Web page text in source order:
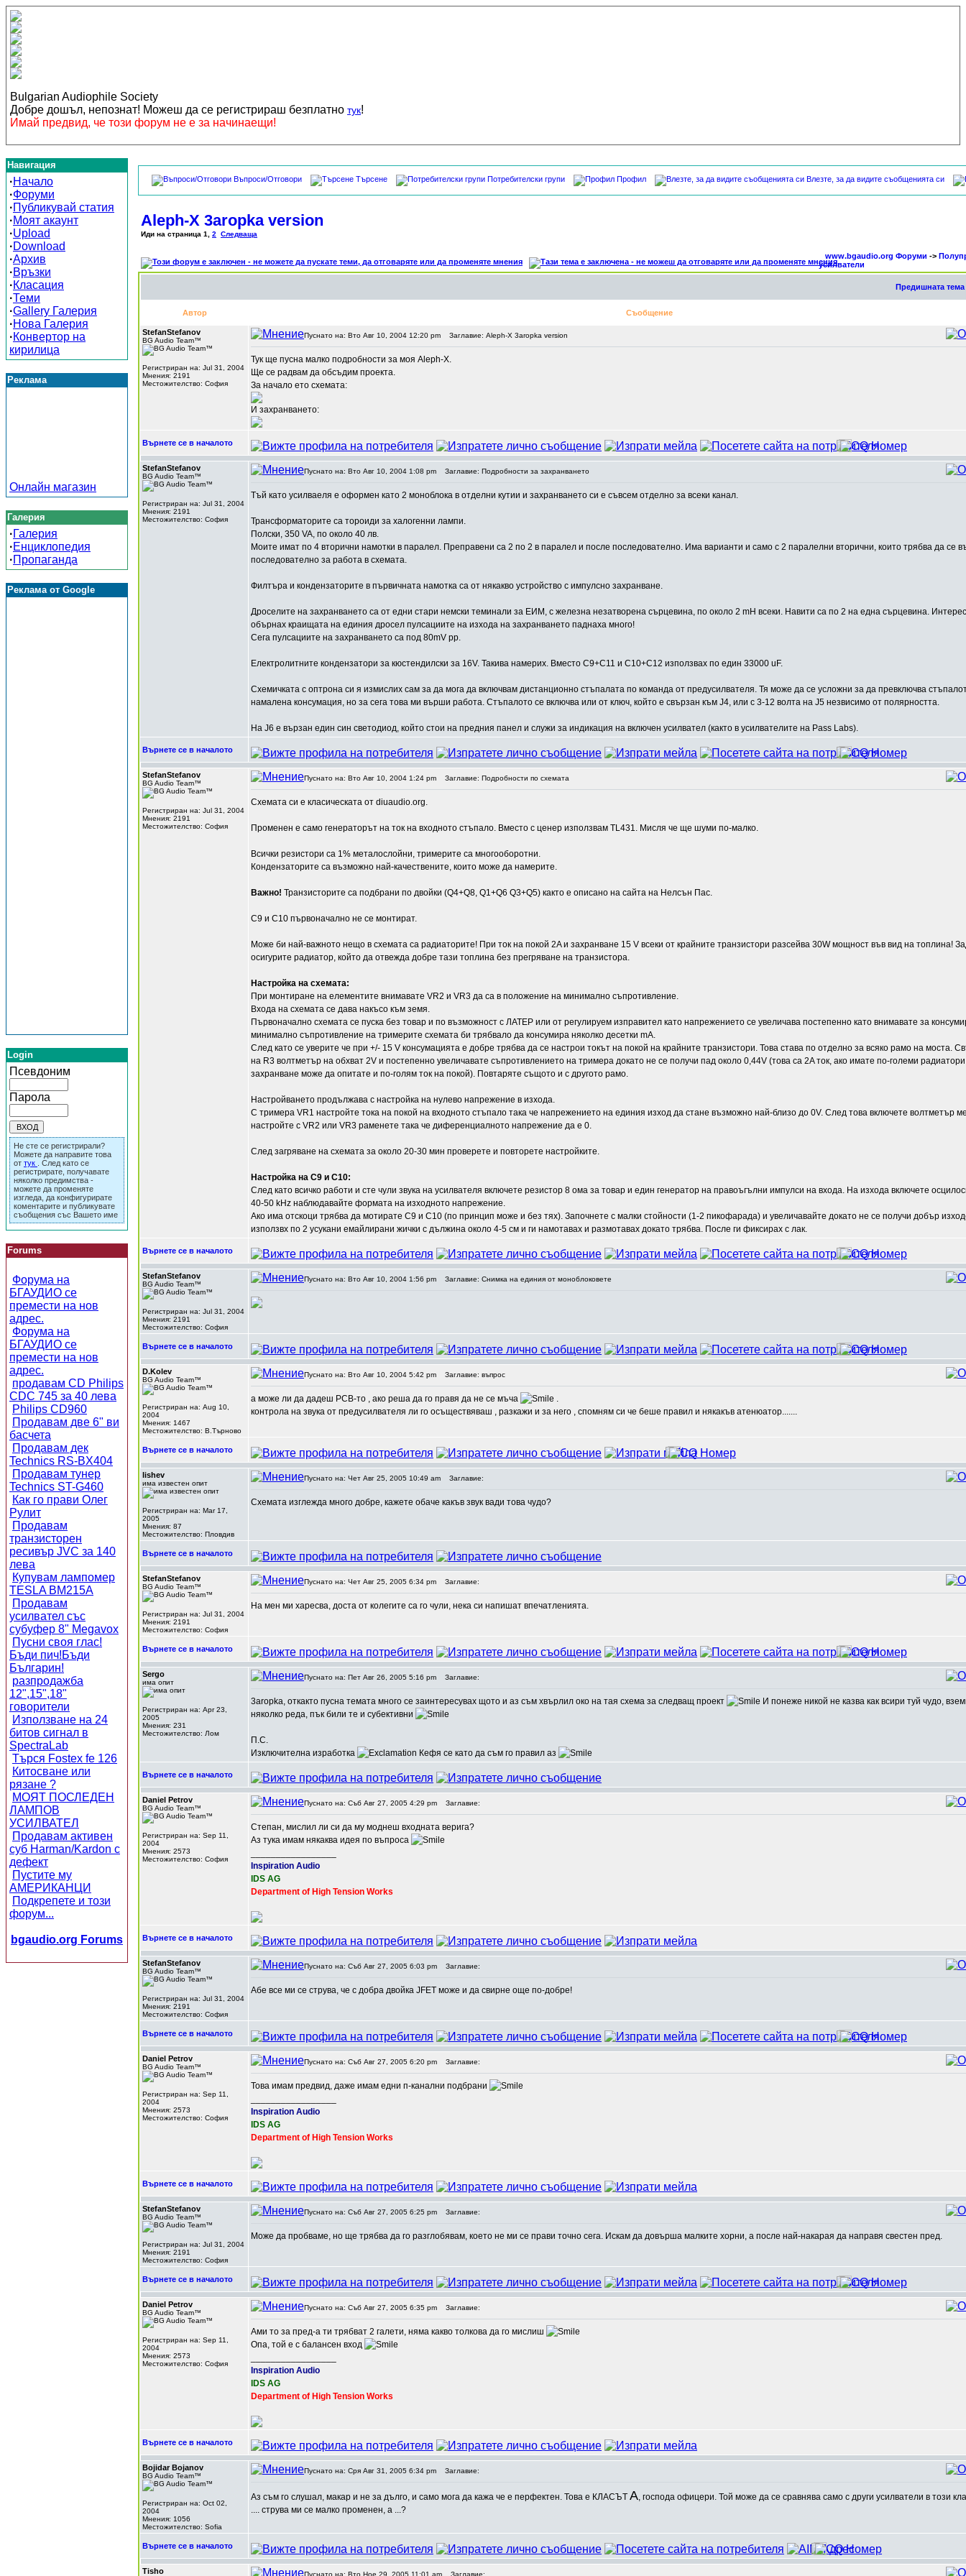
Bulgarian Audiophile Society
Добре дошъл, непознат! Можеш да се регистрираш безплатно тук!
Имай предвид, че този форум не е за начинаещи!
Навигация
·Начало
·Форуми
·Публикувай статия
·Моят акаунт
·Upload
·Download
·Архив
·Връзки
·Класация
·Теми
·Gallery Галерия
·Нова Галерия
·Конвертор на
кирилица
Реклама
Онлайн магазин
Галерия
·Галерия
·Енциклопедия
·Пропаганда
Реклама от Google
Login
Псевдоним
Парола
Не сте се регистрирали?
Можете да направите това
от тук
. След като се
регистрирате, получавате
няколко предимства -
можете да променяте
изгледа, да конфигурирате
коментарите и публикувате
съобщения със Вашето име
Forums
Форума на
БГАУДИО се
премести на нов
адрес.
Форума на
БГАУДИО се
премести на нов
адрес.
продавам CD Philips
CDC 745 за 40 лева
Philips CD960
Продавам две 6" ви
басчета
Продавам дек
Technics RS-BX404
Продавам тунер
Technics ST-G460
Как го прави Олег
Рулит
Продавам
транзисторен
ресивър JVC за 140
лева
Купувам лампомер
TESLA BM215A
Продавам
усилвател със
субуфер 8" Megavox
Пусни своя глас!
Бъди пич!Бъди
Българин!
разпродажба
12",15",18"
говорители
Използване на 24
битов сигнал в
SpectraLab
Търся Fostex fe 126
Китосване или
рязане ?
МОЯТ ПОСЛЕДЕН
ЛАМПОВ
УСИЛВАТЕЛ
Продавам активен
суб Harman/Kardon с
дефект
Пустите му
АМЕРИКАНЦИ
Подкрепете и този
форум...
bgaudio.org Forums
Въпроси/Отговори Търсене Потребителски групи Профил Влезте, за да видите съобщенията си
Aleph-X 3aropka version
Иди на страница 1 2 Следваща
www.bgaudio.org Форуми ->
усилватели
Предишната тема
Автор Съобщение
StefanStefanov
BG Audio Team™
Регистриран на: Jul 31, 2004
Мнения: 2191
Местожителство: София
Пуснато на: Вто Авг 10, 2004 12:20 pm Заглавие: Aleph-X 3aropka version
Тук ще пусна малко подробности за моя Aleph-X.
Ще се радвам да обсъдим проекта.
За начало ето схемата:
И захранването:
Върнете се в началото
StefanStefanov
BG Audio Team™
Регистриран на: Jul 31, 2004
Мнения: 2191
Местожителство: София
Пуснато на: Вто Авг 10, 2004 1:08 pm Заглавие: Подробности за захранването
Тъй като усилваеля е оформeн като 2 моноблока в отделни кутии и захранването си е съвсем отделно за всеки канал.
Трансформаторите са тороиди за халогенни лампи.
Полски, 350 VA, по около 40 лв.
Моите имат по 4 вторични намотки в паралел. Преправени са 2 по 2 в паралел и после последователно. Има варианти и само с 2 паралелни вторични, които трябва да се
последователно за работа в схемата.
Филтъра и кондензаторите в първичната намотка са от някакво устройство с импулсно захранване.
Дроселите на захранването са от едни стари немски теминали за ЕИМ, с железна незатворена сърцевина, по около 2 mH всеки. Навити са по 2 на една сърцевина.
обърнах краищата на единия дросел пулсациите на изхода на захранването паднаха много!
Сега пулсациите на захранването са под 80mV pp.
Електролитните кондензатори за кюстендилски за 16V. Такива намерих. Вместо C9+C11 и C10+C12 използвах по един 33000 uF.
Схемичката с оптрона си я измислих сам за да мога да включвам дистанционно стъпалата по команда от предусилвателя. Тя може да се усложни за да превключва
намалена консумация, но за сега това ми върши работа. Стъпалото се включва или от ключ, който е свързан към J4, или с 3-12 волта на J5 незвисимо от полярността.
На J6 е вързан един син светодиод, който стои на предния панел и служи за индикация на включен усилвател (както в усилвателите на Pass Labs).
Върнете се в началото
StefanStefanov
BG Audio Team™
Регистриран на: Jul 31, 2004
Мнения: 2191
Местожителство: София
Пуснато на: Вто Авг 10, 2004 1:24 pm Заглавие: Подробности по схемата
Схемата си е класическата от diuaudio.org.
Променен е само генераторът на ток на входното стъпало. Вместо с ценер използвам TL431. Мисля че ще шуми по-малко.
Всички резистори са 1% металослойни, тримерите са многооборотни.
Кондензаторите са възможно най-качествените, които може да намерите.
Важно! Транзисторите са подбрани по двойки (Q4+Q8, Q1+Q6 Q3+Q5) както е описано на сайта на Нелсън Пас.
C9 и C10 първоначално не се монтират.
Може би най-важното нещо в схемата са радиаторите! При ток на покой 2A и захранване 15 V всеки от крайните транзистори разсейва 30W мощност във вид на топлина!
осигурите радиатор, който да отвежда добре тази топлина без прегряване на транзистора.
Настройка на схемата:
При монтиране на елементите внимавате VR2 и VR3 да са в положение на минимално съпротивление.
Входа на схемата се дава накъсо към земя.
Първоначално схемата се пуска без товар и по възможност с ЛАТЕР или от регулируем изправител като напрежението се увеличава постепенно като внимавате за
минимално съпротивление на тримерите схемата би трябвало да консумира няколко десетки mA.
След като се уверите че при +/- 15 V консумацията е добре трябва да се настрои токът на покой на крайните транзистори. Това става по отделно за всяко рамо на моста.
на R3 волтметър на обхват 2V и постепенно увеличавате съпротивлението на тримера докато не се получи пад около 0,44V (това са 2A ток, ако имате по-големи
захранване може да опитате и по-голям ток на покой). Повтаряте същото и с другото рамо.
Настройването продължава с настройка на нулево напрежение в изхода.
С тримера VR1 настройте тока на покой на входното стъпало така че напрежението на единия изход да стане възможно най-близо до 0V. След това включете волтметър
настройте с VR2 или VR3 раменете така че диференциалното напрежение да е 0.
След загряване на схемата за около 20-30 мин проверете и повторете настройките.
Настройка на C9 и C10:
След като всичко работи и сте чули звука на усилвателя включете резистор 8 ома за товар и един генератор на правоъгълни импулси на входа. На изхода включете
40-50 kHz наблюдавайте формата на изходното напрежение.
Ако има отскоци трябва да мотирате C9 и C10 (по принцип може и без тях). Започнете с малки стойности (1-2 пикофарада) и увеличавайте докато не се получи добър
използвх по 2 усукани емайлирани жички с дължина около 4-5 см и ги намотавах и размотавах докато трябва. После ги фиксирах с лак.
Върнете се в началото
StefanStefanov
BG Audio Team™
Регистриран на: Jul 31, 2004
Мнения: 2191
Местожителство: София
Пуснато на: Вто Авг 10, 2004 1:56 pm Заглавие: Снимка на единия от моноблоковете
Върнете се в началото
D.Kolev
BG Audio Team™
Регистриран на: Aug 10,
2004
Мнения: 1467
Местожителство: В.Търново
Пуснато на: Вто Авг 10, 2004 5:42 pm Заглавие: въпрос
а може ли да дадеш PCB-то , ако реша да го правя да не се мъча
.
контрола на звука от предусилвателя ли го осъществяваш , разкажи и за него , спомням си че беше правил и някакъв атенюатор.......
Върнете се в началото
lishev
има известен опит
Регистриран на: Mar 17,
2005
Мнения: 87
Местожителство: Пловдив
Пуснато на: Чет Авг 25, 2005 10:49 am Заглавие:
Схемата изглежда много добре, кажете обаче какъв звук вади това чудо?
Върнете се в началото
StefanStefanov
BG Audio Team™
Регистриран на: Jul 31, 2004
Мнения: 2191
Местожителство: София
Пуснато на: Чет Авг 25, 2005 6:34 pm Заглавие:
На мен ми харесва, доста от колегите са го чули, нека си напишат впечатленията.
Върнете се в началото
Sergo
има опит
Регистриран на: Apr 23,
2005
Мнения: 231
Местожителство: Лом
Пуснато на: Пет Авг 26, 2005 5:16 pm Заглавие:
3aropka, откакто пусна темата много се заинтересувах щото и аз съм хвърлил око на тая схема за следващ проект
И понеже никой не казва как всири туй чудо,
няколко реда, пък били те и субективни
П.С.
Изключителна изработка
Кефя се като да съм го правил аз
Върнете се в началото
Daniel Petrov
BG Audio Team™
Регистриран на: Sep 11,
2004
Мнения: 2573
Местожителство: София
Пуснато на: Съб Авг 27, 2005 4:29 pm Заглавие:
Степан, мислил ли си да му моднеш входната верига?
Аз тука имам някаква идея по въпроса
Inspiration Audio
IDS AG
Department of High Tension Works
Върнете се в началото
StefanStefanov
BG Audio Team™
Регистриран на: Jul 31, 2004
Мнения: 2191
Местожителство: София
Пуснато на: Съб Авг 27, 2005 6:03 pm Заглавие:
Абе все ми се струва, че с добра двойка JFET може и да свирне още по-добре!
Върнете се в началото
Daniel Petrov
BG Audio Team™
Регистриран на: Sep 11,
2004
Мнения: 2573
Местожителство: София
Пуснато на: Съб Авг 27, 2005 6:20 pm Заглавие:
Това имам предвид, даже имам едни п-канални подбрани
Inspiration Audio
IDS AG
Department of High Tension Works
Върнете се в началото
StefanStefanov
BG Audio Team™
Регистриран на: Jul 31, 2004
Мнения: 2191
Местожителство: София
Пуснато на: Съб Авг 27, 2005 6:25 pm Заглавие:
Може да пробваме, но ще трябва да го разглобявам, което не ми се прави точно сега. Искам да довърша малките хорни, а после най-накарая да направя свестен пред.
Върнете се в началото
Daniel Petrov
BG Audio Team™
Регистриран на: Sep 11,
2004
Мнения: 2573
Местожителство: София
Пуснато на: Съб Авг 27, 2005 6:35 pm Заглавие:
Ами то за пред-а ти трябват 2 галети, няма какво толкова да го мислиш
Опа, той е с балансен вход
Inspiration Audio
IDS AG
Department of High Tension Works
Върнете се в началото
Bojidar Bojanov
BG Audio Team™
Регистриран на: Oct 02,
2004
Мнения: 1056
Местожителство: Sofia
Пуснато на: Сря Авг 31, 2005 6:34 pm Заглавие:
Аз съм го слушал, макар и не за дълго, и само мога да кажа че е перфектен. Това е КЛАСЪТ А, господа офицери. Той може да се сравнява само с други усилватели в този
.... струва ми се малко променен, а ...?
Върнете се в началото
Tisho Пуснато на: Вто Ное 29, 2005 11:01 am Заглавие: